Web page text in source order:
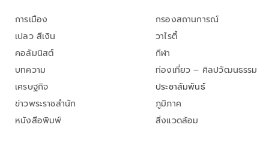
การเมือง
เปลว สีเงิน
คอลัมนิสต์
บทความ
เศรษฐกิจ
ข่าวพระราชสำนัก
หนังสือพิมพ์
กรองสถานการณ์
วาไรตี้
กีฬา
ท่องเที่ยว – ศิลปวัฒนธรรม
ประชาสัมพันธ์
ภูมิภาค
สิ่งแวดล้อม